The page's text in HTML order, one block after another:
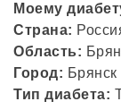
Моему
Страна:
Область:
Город: Брянск
Тип диабета: